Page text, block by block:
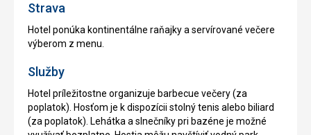
Strava
Hotel ponúka kontinentálne raňajky a servírované večere
výberom z menu.
Služby
Hotel príležitostne organizuje barbecue večery (za
poplatok). Hosťom je k dispozícii stolný tenis alebo biliard
(za poplatok). Lehátka a slnečníky pri bazéne je možné